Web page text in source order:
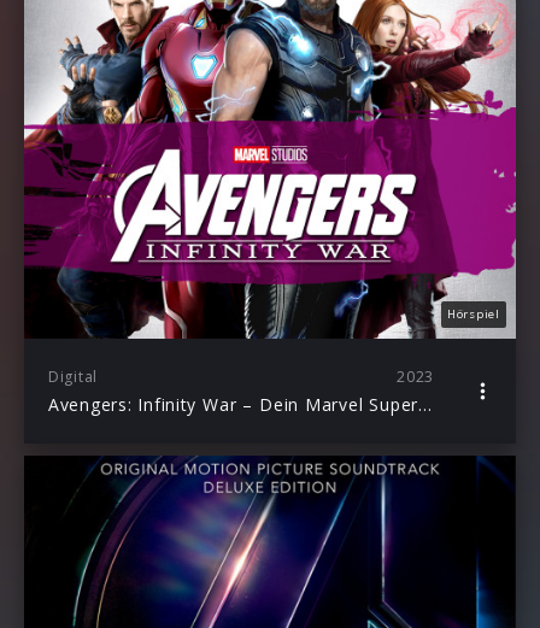
Hörspiel
Digital 2023
Avengers: Infinity War – Dein Marvel Superhelden-Abenteuer als Hörspiel